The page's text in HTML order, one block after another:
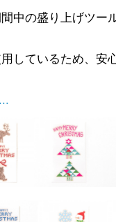
中の盛り上げツー
しているため、安